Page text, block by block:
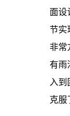
面设
节实
非常
有雨
入到
克服